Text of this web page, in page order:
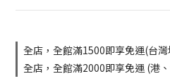
全店，全館滿1500即享免運(台
全店，全館滿2000即享免運 (港